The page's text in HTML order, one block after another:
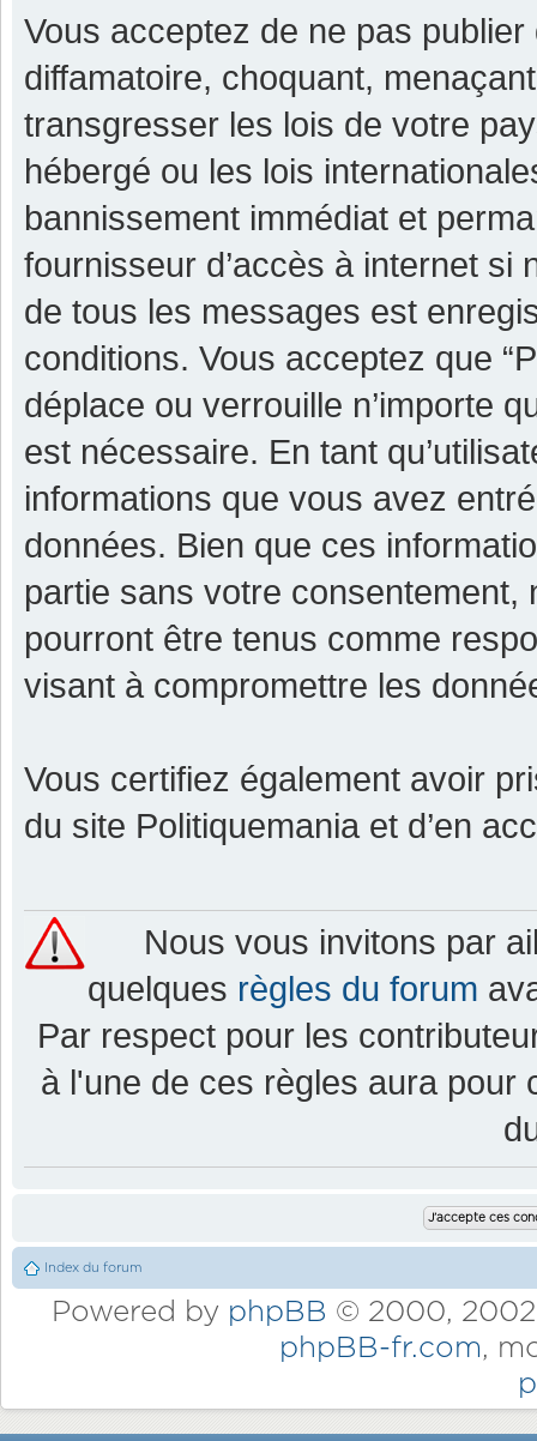
Vous acceptez de ne pas
diffamatoire, choquant,
transgresser les lois de votre
hébergé ou les lois
bannissement immédiat et
fournisseur d’accès à internet si
de tous les messages est
conditions. Vous acceptez que
déplace ou verrouille n’importe
est nécessaire. En tant
informations que vous avez
données. Bien que ces
partie sans votre consentement,
pourront être tenus comme
visant à compromettre les
Vous certifiez également avoir
du site Politiquemania et d’en
Nous vous invitons par
quelques règles du forum
Par respect pour les
à l'une de ces règles aura pour
Index du forum
Powered by phpBB © 2000,
phpBB-fr.com,